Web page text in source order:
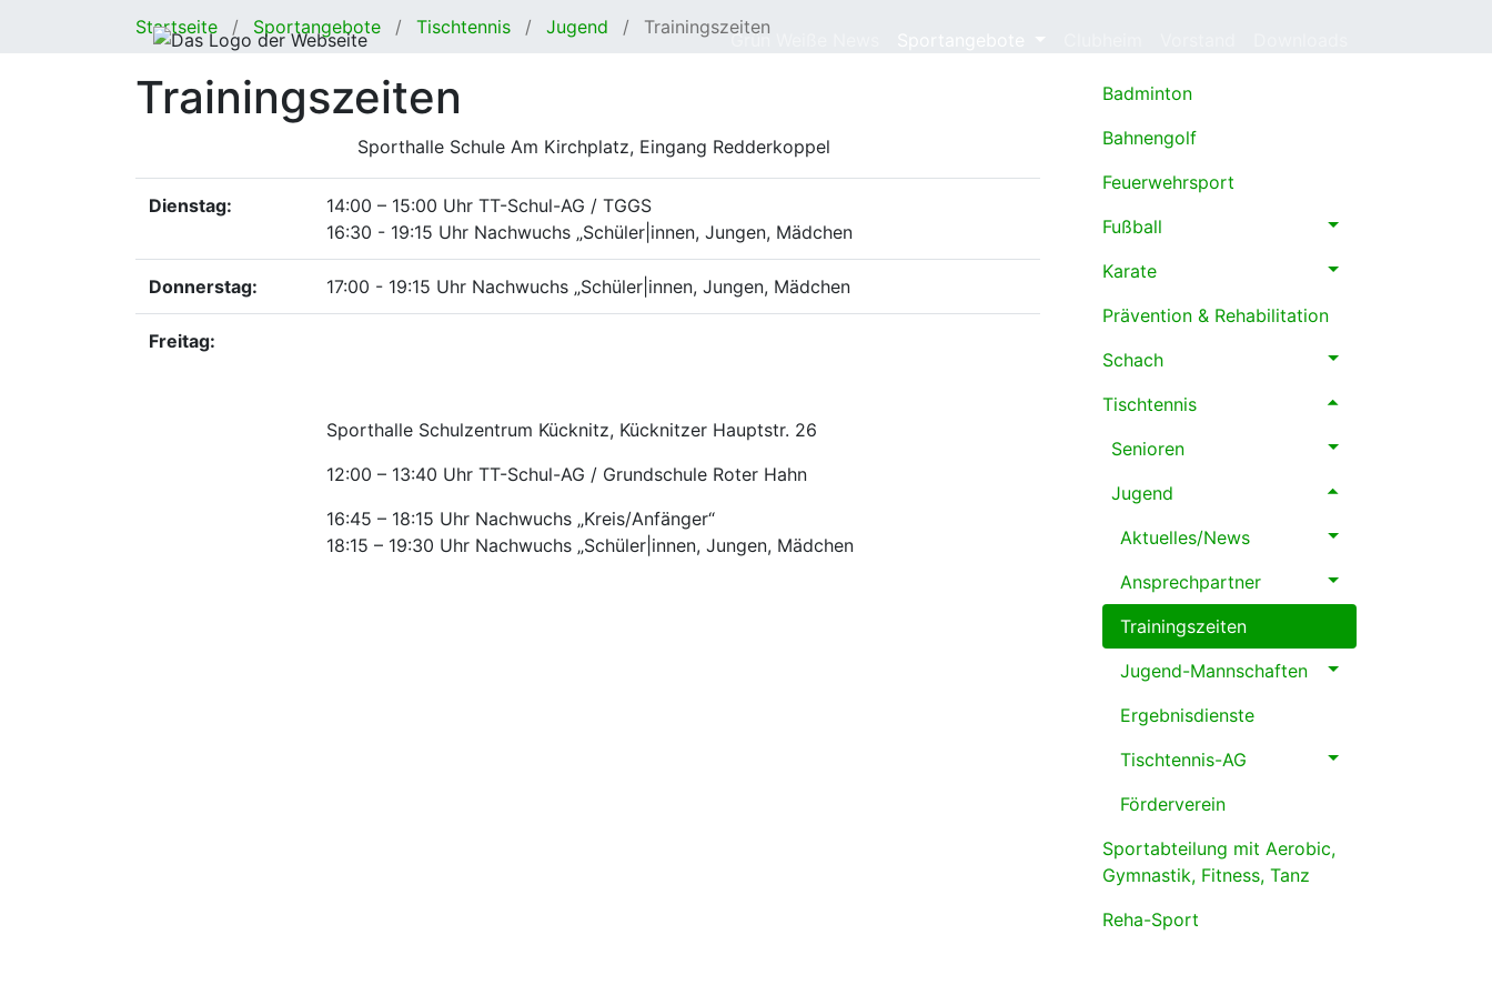
Grün Weiße News
Startseite Sportangebote Tischtennis Jugend Trainingszeiten
Badminton
Bahnengolf
Feuerwehrsport
Fußball
Karate
Prävention & Rehabilitation
Schach
Tischtennis
Senioren
Jugend
Aktuelles/News
Ansprechpartner
Trainingszeiten
Jugend-Mannschaften
Ergebnisdienste
Tischtennis-AG
Förderverein
Sportabteilung mit Aerobic,
Gymnastik, Fitness, Tanz
Reha-Sport
Trainingszeiten
Sporthalle Schule Am Kirchplatz, Eingang Redderkoppel
Dienstag:
14:00 – 15:00 Uhr TT-Schul-AG / TGGS
16:30 - 19:15 Uhr Nachwuchs „Schüler|innen, Jungen, Mädchen
Donnerstag: 17:00 - 19:15 Uhr Nachwuchs „Schüler|innen, Jungen, Mädchen
Freitag:
Sporthalle Schulzentrum Kücknitz, Kücknitzer Hauptstr. 26
12:00 – 13:40 Uhr TT-Schul-AG / Grundschule Roter Hahn
16:45 – 18:15 Uhr Nachwuchs „Kreis/Anfänger“
18:15 – 19:30 Uhr Nachwuchs „Schüler|innen, Jungen, Mädchen